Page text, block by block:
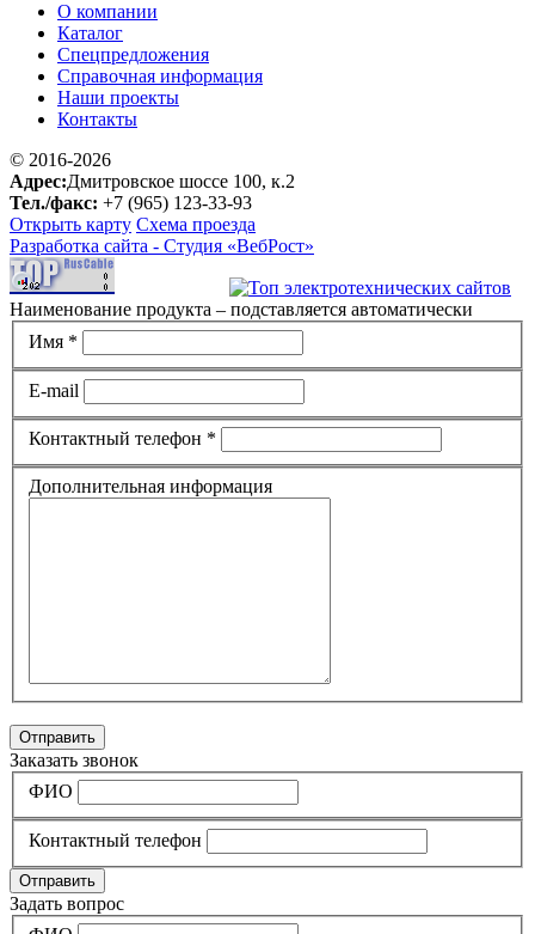
О компании
Каталог
Спецпредложения
Справочная информация
Наши проекты
Контакты
© 2016-2026
Адрес:Дмитровское шоссе 100, к.2
Тел./факс: +7 (965) 123-33-93
Открыть карту Схема проезда
Разработка сайта - Студия «ВебРост»
Наименование продукта – подставляется автоматически
Имя *
E-mail
Контактный телефон *
Дополнительная информация
Отправить
Заказать звонок
ФИО
Контактный телефон
Отправить
Задать вопрос